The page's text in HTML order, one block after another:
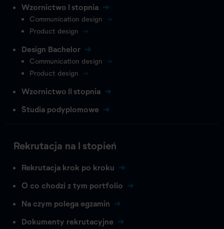
Wzornictwo I stopnia
Communication design
Product design
Design Bachelor
Communication design
Product design
Wzornictwo II stopnia
Studia podyplomowe
Rekrutacja na I stopień
Rekrutacja krok po kroku
O co chodzi z tym portfolio
Na czym polega egzamin
Dokumenty rekrutacyjne